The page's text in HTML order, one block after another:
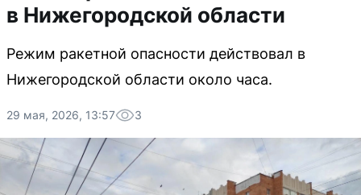
в Нижегородской области
Режим ракетной опасности действовал в
Нижегородской области около часа.
29 мая, 2026, 13:57 3